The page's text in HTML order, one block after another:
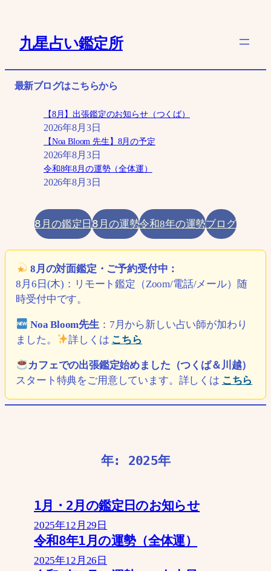
キ
九星占い鑑定所
最新ブログはこちらから
【8月】出張鑑定のお知らせ（つくば）
2026年8月3日
【Noa Bloom 先生】8月の予定
2026年8月3日
令和8年8月の運勢（全体運）
2026年8月3日
8月の鑑定日8月の運勢令和8年の運勢ブログ
8月の対面鑑定・ご予約受付中：
8月6日(木)：リモート鑑定（Zoom/電話/メール）随
時受付中です。
Noa Bloom先生：7月から新しい占い師が加わり
ました。
詳しくは こちら
カフェでの出張鑑定始めました（つくば＆川越）
スタート特典をご用意しています。詳しくは こちら
年: 2025年
1月・2月の鑑定日のお知らせ
2025年12月29日
令和8年1月の運勢（全体運）
2025年12月26日